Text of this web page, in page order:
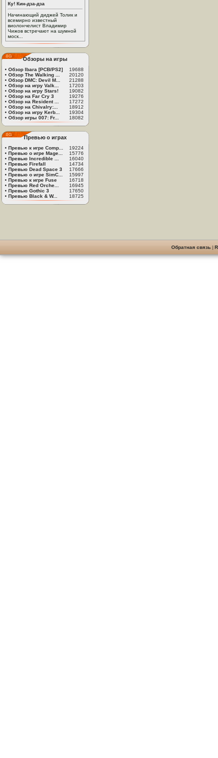
Ку! Кин-дза-дза
Начинающий диджей Толик и
всемирно известный
виолончелист Владимир
Чижов встречают на шумной
моск...
Обзоры на игры
• Обзор Ibara [PCB/PS2]
19688
• Обзор The Walking ...
20120
• Обзор DMC: Devil M...
21288
• Обзор на игру Valk...
17203
• Обзор на игру Stars!
19082
• Обзор на Far Cry 3
19276
• Обзор на Resident ...
17272
• Обзор на Chivalry:...
18912
• Обзор на игру Kerb...
19304
• Обзор игры 007: Fr... 18082
Превью о играх
• Превью к игре Comp...
19224
• Превью о игре Mage...
15776
• Превью Incredible ...
16040
• Превью Firefall
14734
• Превью Dead Space 3
17666
• Превью о игре SimC...
15997
• Превью к игре Fuse
16718
• Превью Red Orche...
16945
• Превью Gothic 3
17650
• Превью Black & W... 18725
Обратная связь